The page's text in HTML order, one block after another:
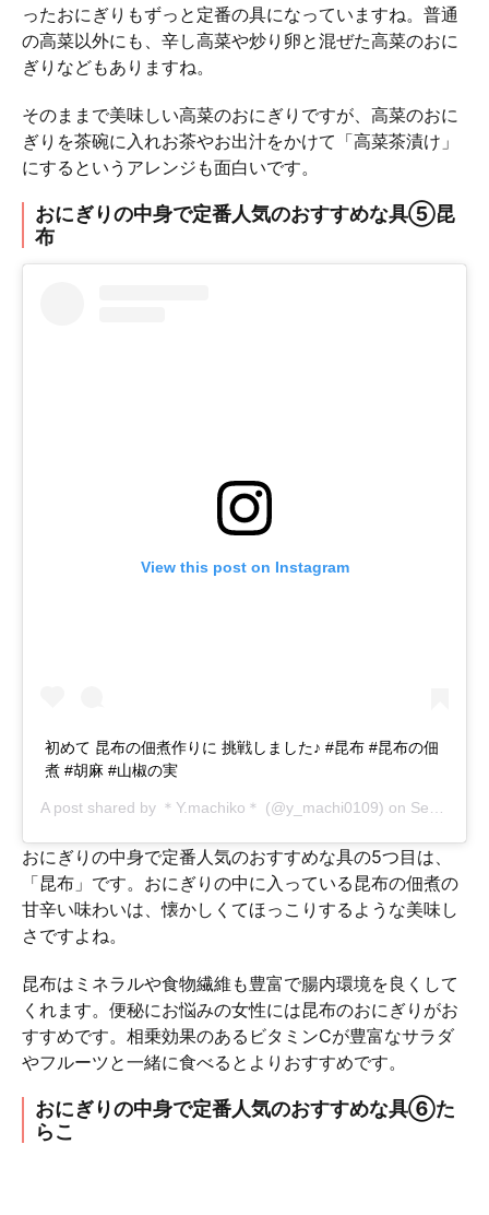
ったおにぎりもずっと定番の具になっていますね。普通
の高菜以外にも、辛し高菜や炒り卵と混ぜた高菜のおに
ぎりなどもありますね。
そのままで美味しい高菜のおにぎりですが、高菜のおに
ぎりを茶碗に入れお茶やお出汁をかけて「高菜茶漬け」
にするというアレンジも面白いです。
おにぎりの中身で定番人気のおすすめな具⑤昆
布
View this post on Instagram
初めて 昆布の佃煮作りに 挑戦しました♪ #昆布 #昆布の佃
煮 #胡麻 #山椒の実
A post shared by ＊Y.machiko＊ (@y_machi0109) on Sep 25, 2018 at 11:38pm PDT
おにぎりの中身で定番人気のおすすめな具の5つ目は、
「昆布」です。おにぎりの中に入っている昆布の佃煮の
甘辛い味わいは、懐かしくてほっこりするような美味し
さですよね。
昆布はミネラルや食物繊維も豊富で腸内環境を良くして
くれます。便秘にお悩みの女性には昆布のおにぎりがお
すすめです。相乗効果のあるビタミンCが豊富なサラダ
やフルーツと一緒に食べるとよりおすすめです。
おにぎりの中身で定番人気のおすすめな具⑥た
らこ